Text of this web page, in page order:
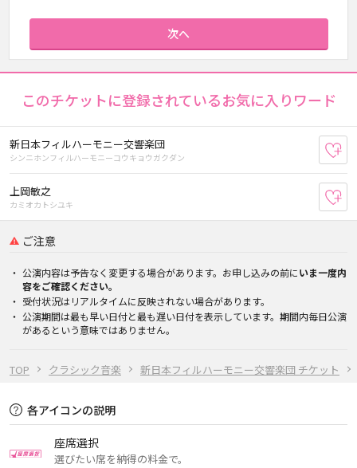
TOP クラシック音楽 新日本フィルハーモニー交響楽団 チケット
次へ
このチケットに登録されているお気に入りワード
新日本フィルハーモニー交響楽団
シンニホンフィルハーモニーコウキョウガクダン
上岡敏之
カミオカトシユキ
ご注意
公演内容は予告なく変更する場合があります。お申し込みの前にいま一度内
容をご確認ください。
受付状況はリアルタイムに反映されない場合があります。
公演期間は最も早い日付と最も遅い日付を表示しています。期間内毎日公演
があるという意味ではありません。
各アイコンの説明
座席選択
選びたい席を納得の料金で。